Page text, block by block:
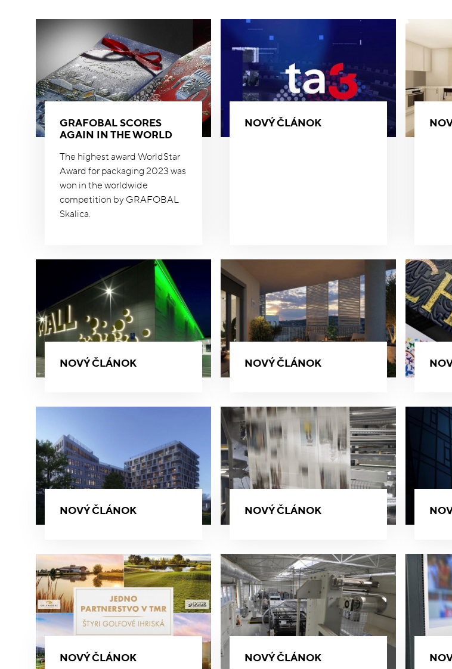
GRAFOBAL SCORES
AGAIN IN THE WORLD
The highest award WorldStar
Award for packaging 2023 was
won in the worldwide
competition by GRAFOBAL
Skalica.
NOVÝ ČLÁNOK
NOVÝ ČLÁNOK NOVÝ ČLÁNOK
NOVÝ ČLÁNOK NOVÝ ČLÁNOK
NOVÝ ČLÁNOK NOVÝ ČLÁNOK